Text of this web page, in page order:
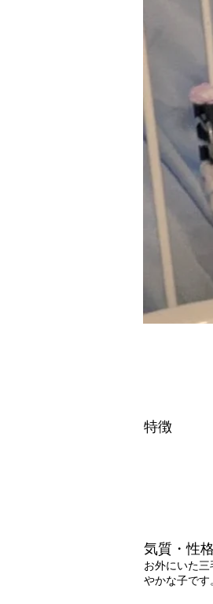
特徴
気質・性格
お外にいた
やかな子です